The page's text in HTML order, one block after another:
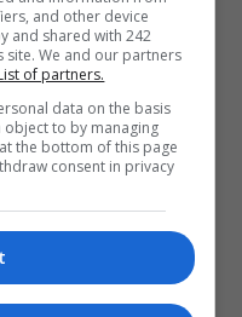
and other device
and shared with 242
site. We and our partners
of partners.
data on the basis
object to by managing
the bottom of this page
consent in privacy